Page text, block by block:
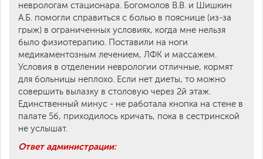
неврологам стационара. Богомолов В.В. и Шишкин
А.Б. помогли справиться с болью в пояснице (из-за
грыж) в ограниченных условиях, когда мне нельзя
было физиотерапию. Поставили на ноги
медикаментозным лечением, ЛФК и массажем.
Условия в отделении неврологии отличные, кормят
для больницы неплохо. Если нет диеты, то можно
совершить вылазку в столовую через 2й этаж.
Единственный минус - не работала кнопка на стене в
палате 5б, приходилось кричать, пока в сестринской
не услышат.
Ответ администрации: